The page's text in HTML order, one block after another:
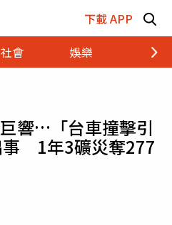
下載 APP
社會 娛樂 財經
響…「台車撞擊引
事 1年3礦災奪277